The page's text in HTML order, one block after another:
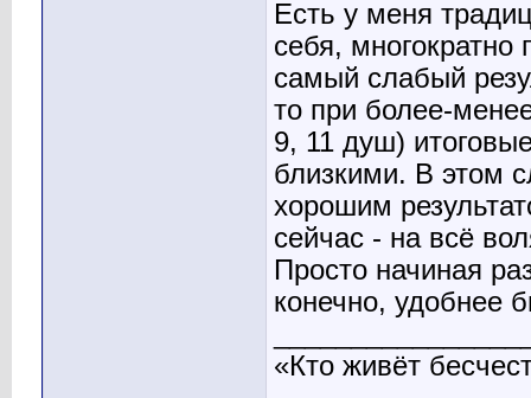
Есть у меня
себя,
самый слабый
то при более-
9, 11 душ)
близкими. В этом
хорошим
сейчас - на всё
Просто начиная
конечно, удобнее
«Кто живёт